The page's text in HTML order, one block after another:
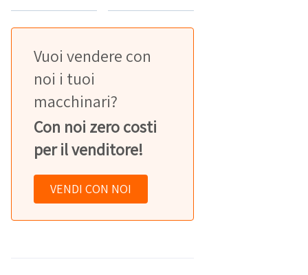
Vuoi vendere con
noi i tuoi
macchinari?
Con noi zero costi
per il venditore!
VENDI CON NOI